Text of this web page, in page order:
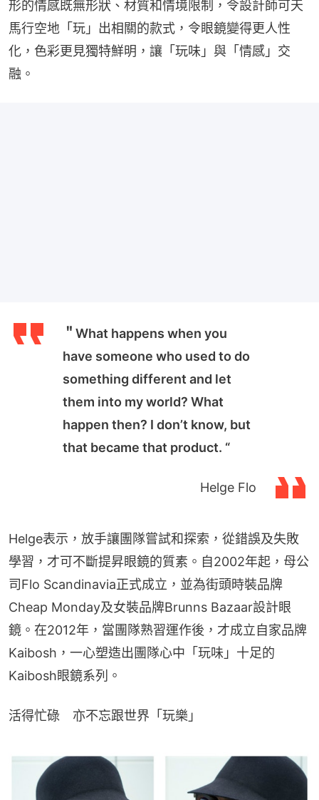
形的情感既無形狀、材質和情境限制，令設計師可天
馬行空地「玩」出相關的款式，令眼鏡變得更人性
化，色彩更見獨特鮮明，讓「玩味」與「情感」交
融。
＂What happens when you
have someone who used to do
something different and let
them into my world? What
happen then? I don’t know, but
that became that product. “
Helge Flo
Helge表示，放手讓團隊嘗試和探索，從錯誤及失敗
學習，才可不斷提昇眼鏡的質素。自2002年起，母公
司Flo Scandinavia正式成立，並為街頭時裝品牌
Cheap Monday及女裝品牌Brunns Bazaar設計眼
鏡。在2012年，當團隊熟習運作後，才成立自家品牌
Kaibosh，一心塑造出團隊心中「玩味」十足的
Kaibosh眼鏡系列。
活得忙碌　亦不忘跟世界「玩樂」